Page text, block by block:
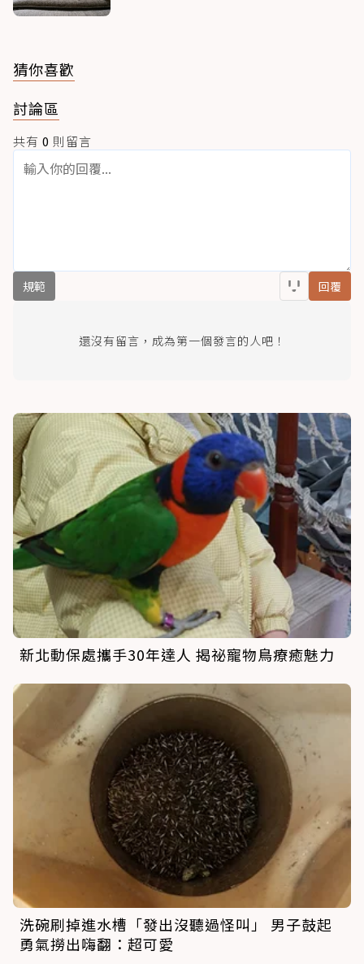
猜你喜歡
討論區
共有 0 則留言
規範 回覆
還沒有留言，成為第一個發言的人吧！
新北動保處攜手30年達人 揭祕寵物鳥療癒魅力
洗碗刷掉進水槽「發出沒聽過怪叫」 男子鼓起
勇氣撈出嗨翻：超可愛